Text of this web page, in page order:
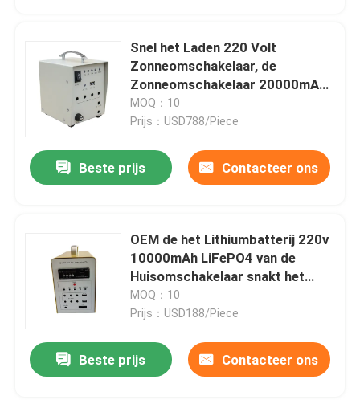
Snel het Laden 220 Volt
Zonneomschakelaar, de
Zonneomschakelaar 20000mAh
van de Lithiumbatterij
MOQ：10
Prijs：USD788/Piece
Beste prijs Contacteer ons
OEM de het Lithiumbatterij 220v
10000mAh LiFePO4 van de
Huisomschakelaar snakt het
Cyclusleven
MOQ：10
Prijs：USD188/Piece
Beste prijs Contacteer ons